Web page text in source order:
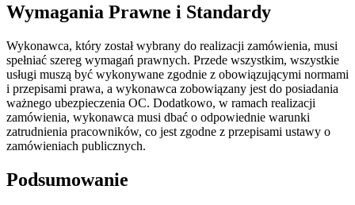
Wymagania Prawne i Standardy
Wykonawca, który został wybrany do realizacji zamówienia, musi
spełniać szereg wymagań prawnych. Przede wszystkim, wszystkie
usługi muszą być wykonywane zgodnie z obowiązującymi normami
i przepisami prawa, a wykonawca zobowiązany jest do posiadania
ważnego ubezpieczenia OC. Dodatkowo, w ramach realizacji
zamówienia, wykonawca musi dbać o odpowiednie warunki
zatrudnienia pracowników, co jest zgodne z przepisami ustawy o
zamówieniach publicznych.
Podsumowanie